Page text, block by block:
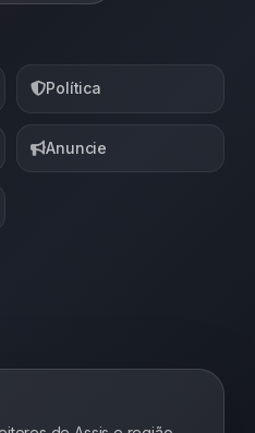
Política
Anuncie